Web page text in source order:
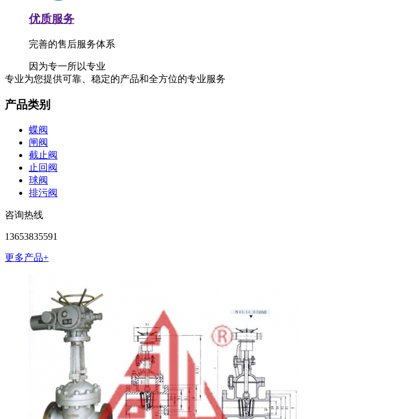
优质服务
完善的售后服务体系
因为专一所以专业
专业为您提供可靠、稳定的产品和全方位的专业服务
产品类别
蝶阀
闸阀
截止阀
止回阀
球阀
排污阀
咨询热线
13653835591
更多产品+